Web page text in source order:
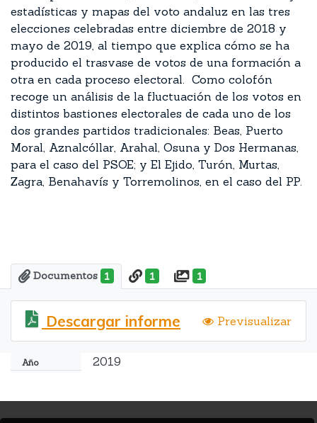
estadísticas y mapas del voto andaluz en las tres
elecciones celebradas entre diciembre de 2018 y
mayo de 2019, al tiempo que explica cómo se ha
producido el trasvase de votos de una formación a
otra en cada proceso electoral. Como colofón
recoge un análisis de la fluctuación de los votos en
distintos bastiones electorales de cada uno de los
dos grandes partidos tradicionales: Beas, Puerto
Moral, Aznalcóllar, Arahal, Osuna y Dos Hermanas,
para el caso del PSOE; y El Ejido, Turón, Murtas,
Zagra, Benahavís y Torremolinos, en el caso del PP.
Documentos 1 1 1
Descargar informe Previsualizar
Año 2019